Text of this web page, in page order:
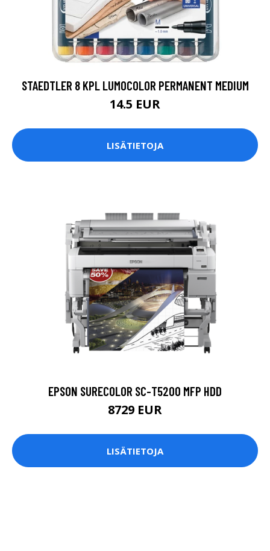
STAEDTLER 8 KPL LUMOCOLOR PERMANENT MEDIUM
14.5 EUR
LISÄTIETOJA
EPSON SURECOLOR SC-T5200 MFP HDD
8729 EUR
LISÄTIETOJA